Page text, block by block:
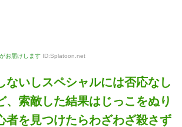
お届けします ID:Splatoon.net
ないしスペシャルには否応なし
、索敵した結果はじっこをぬり
者を見つけたらわざわざ殺さず